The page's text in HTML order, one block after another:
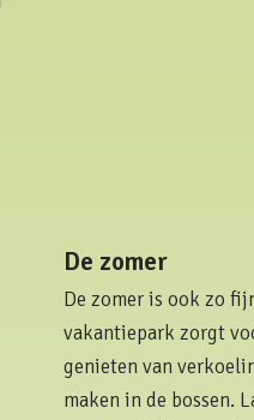
De zomer
De zomer is ook zo
vakantiepark zorgt
genieten van
maken in de bossen.